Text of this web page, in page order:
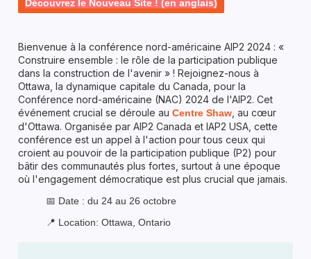
Découvrez le Nouveau Site ! (en anglais)
Bienvenue à la conférence nord-américaine AIP2 2024 : «
Construire ensemble : le rôle de la participation publique
dans la construction de l'avenir » ! Rejoignez-nous à
Ottawa, la dynamique capitale du Canada, pour la
Conférence nord-américaine (NAC) 2024 de l'AIP2. Cet
événement crucial se déroule au Centre Shaw , au cœur
d'Ottawa. Organisée par AIP2 Canada et IAP2 USA, cette
conférence est un appel à l'action pour tous ceux qui
croient au pouvoir de la participation publique (P2) pour
bâtir des communautés plus fortes, surtout à une époque
où l'engagement démocratique est plus crucial que jamais.
📅 Date : du 24 au 26 octobre
📍 Location: Ottawa, Ontario